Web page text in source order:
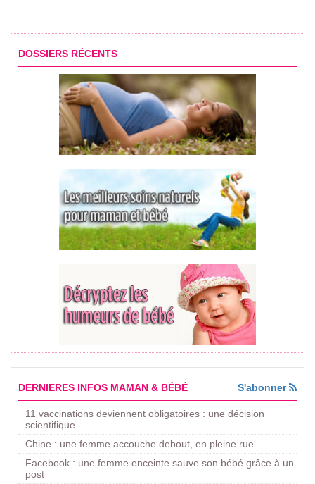
DOSSIERS RÉCENTS
DERNIERES INFOS MAMAN & BÉBÉ S'abonner
11 vaccinations deviennent obligatoires : une décision
scientifique
Chine : une femme accouche debout, en pleine rue
Facebook : une femme enceinte sauve son bébé grâce à un
post